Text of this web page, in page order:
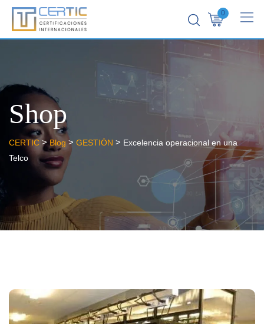
0
Shop
CERTIC >Blog > GESTIÓN > Excelencia operacional en una
Telco